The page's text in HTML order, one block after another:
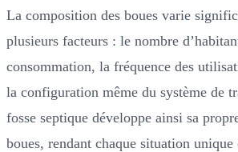
La composition des boues varie
plusieurs facteurs : le nombre
consommation, la fréquence des
la configuration même du système de
fosse septique développe ainsi sa
boues, rendant chaque situation unique